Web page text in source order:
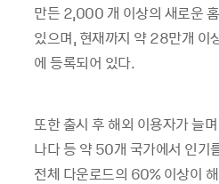
만든 2,000 개 이상의 새로운
있으며, 현재까지 약28만개 이
에 등록되어 있다.
또한 출시 후 해외 이용자가 늘
나다 등 약50개 국가에서 인기
전체 다운로드의 60%이상이